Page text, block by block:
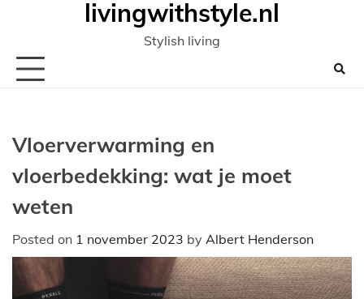
inhoud
livingwithstyle.nl
Stylish living
Vloerverwarming en
vloerbedekking: wat je moet
weten
Posted on 1 november 2023 by Albert Henderson